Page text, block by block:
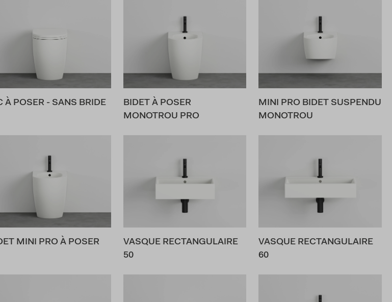
À POSER - SANS BRIDE
BIDET À POSER
MONOTROU PRO
MINI PRO BIDET SUSPENDU
MONOTROU
MINI PRO À POSER
VASQUE RECTANGULAIRE
50
VASQUE RECTANGULAIRE
60